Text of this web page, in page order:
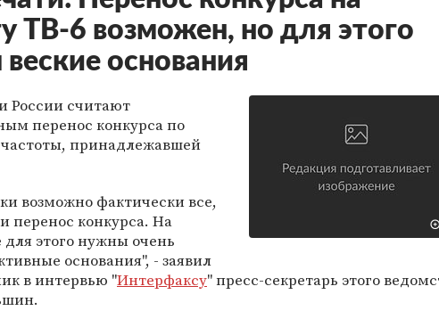
ТВ-6 возможен, но для этого
основания
России считают
перенос конкурса по
принадлежавшей
возможно фактически все,
перенос конкурса. На
этого нужны очень
основания", - заявил
в интервью "Интерфаксу" пресс-секретарь этого